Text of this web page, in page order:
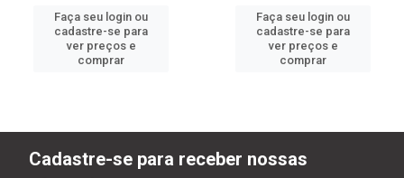
Faça seu login ou
cadastre-se para
ver preços e
comprar
Faça seu login ou
cadastre-se para
ver preços e
comprar
Cadastre-se para receber nossas